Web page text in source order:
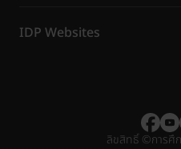
IDP Websites
ลิขสิทธิ์©การศึ